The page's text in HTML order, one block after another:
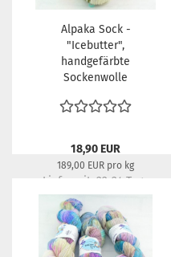
Alpaka Sock -
"Icebutter",
handgefärbte
Sockenwolle
18,90 EUR
189,00 EUR pro kg
Lieferzeit: 22-24 Tage